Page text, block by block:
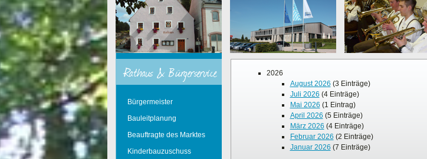
Rathaus & Bürgerservice
Bürgermeister
Bauleitplanung
Beauftragte des Marktes
Kinderbauzuschuss
2026
August 2026 (3 Einträge)
Juli 2026 (4 Einträge)
Mai 2026 (1 Eintrag)
April 2026 (5 Einträge)
März 2026 (4 Einträge)
Februar 2026 (2 Einträge)
Januar 2026 (7 Einträge)